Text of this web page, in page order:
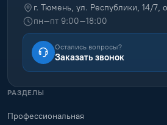
г. Тюмень, ул. Республики, 14/7,
пн–пт 9:00–18:00
Остались вопросы?
Заказать звонок
РАЗДЕЛЫ
Профессиональная